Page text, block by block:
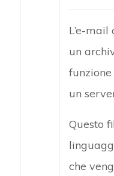
L’e-
un
un
Questo
che